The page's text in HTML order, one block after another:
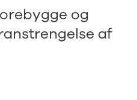
og
af